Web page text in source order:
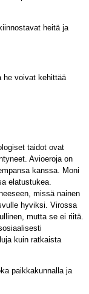
heitä ja
he voivat kehittää
taidot ovat
Avioeroja on
kanssa. Moni
elatustukea.
missä nainen
hyviksi. Virossa
mutta se ei riitä.
kuin ratkaista
paikkakunnalla ja